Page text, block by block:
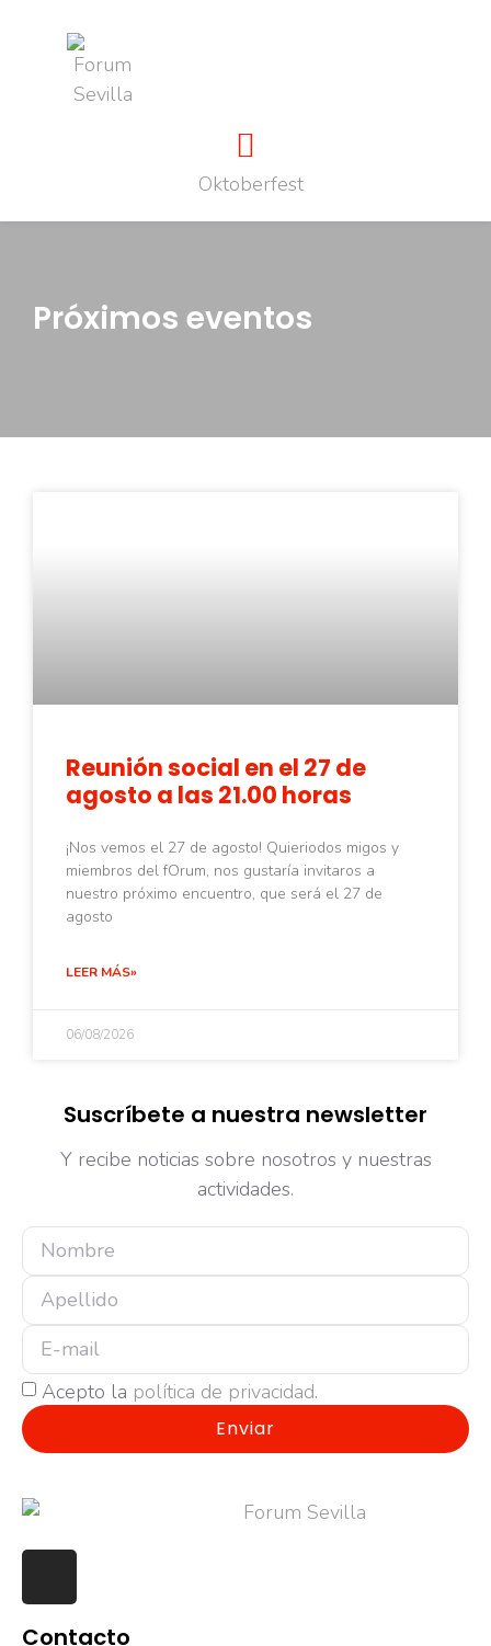
Oktoberfest
Próximos eventos
Reunión social en el 27 de
agosto a las 21.00 horas
¡Nos vemos el 27 de agosto! Quieriodos migos y
miembros del fOrum, nos gustaría invitaros a
nuestro próximo encuentro, que será el 27 de
agosto
LEER MÁS»
06/08/2026
Suscríbete a nuestra newsletter
Y recibe noticias sobre nosotros y nuestras
actividades.
Acepto la política de privacidad.
Enviar
Contacto